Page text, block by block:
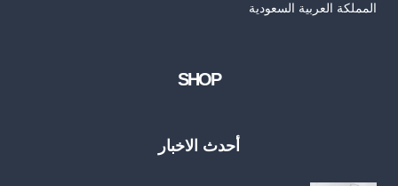
المملكة العربية السعودية
SHOP
أحدث الاخبار